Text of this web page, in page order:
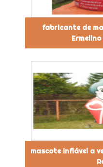
fabricante de
mascote inflável a